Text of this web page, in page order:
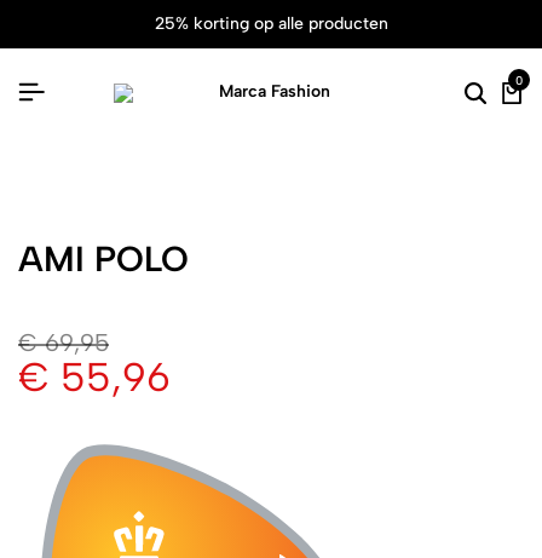
25% korting op alle producten
0
AMI POLO
€69,95
€ 55,96